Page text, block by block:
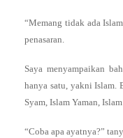
“Memang tidak ada
penasaran.
Saya menyampaikan
hanya satu, yakni Islam.
Syam, Islam Yaman,
“Coba apa ayatnya?”